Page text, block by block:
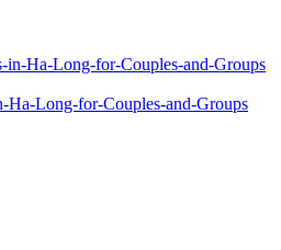
Long-for-Couples-and-Groups